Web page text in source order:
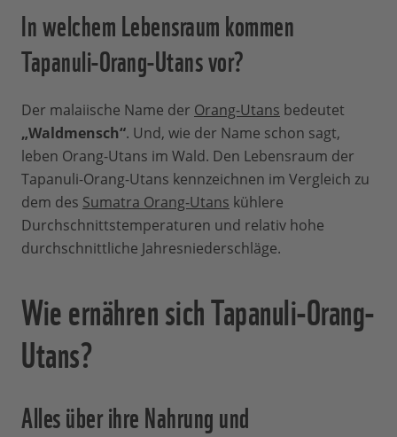
In welchem Lebensraum kommen
Tapanuli-Orang-Utans vor?
Der malaiische Name der Orang-Utans bedeutet
„Waldmensch“. Und, wie der Name schon sagt,
leben Orang-Utans im Wald. Den Lebensraum der
Tapanuli-Orang-Utans kennzeichnen im Vergleich zu
dem des Sumatra Orang-Utans kühlere
Durchschnittstemperaturen und relativ hohe
durchschnittliche Jahresniederschläge.
Wie ernähren sich Tapanuli-Orang-
Utans?
Alles über ihre Nahrung und